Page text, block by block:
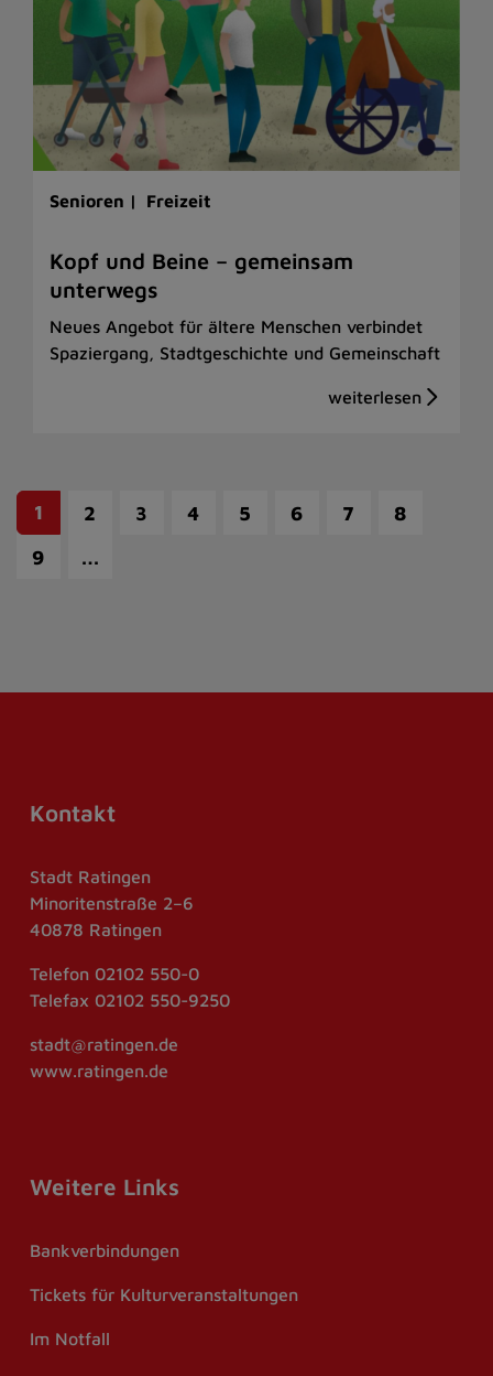
Senioren | Freizeit
Kopf und Beine – gemeinsam
unterwegs
Neues Angebot für ältere Menschen verbindet
Spaziergang, Stadtgeschichte und Gemeinschaft
1 2 3 4 5 6 7
8
9
…
Kontakt
Stadt Ratingen
Minoritenstraße 2–6
40878 Ratingen
Telefon 02102 550-0
Telefax 02102 550-9250
stadt@ratingen.de
www.ratingen.de
Weitere Links
Bankverbindungen
Tickets für Kulturveranstaltungen
Im Notfall